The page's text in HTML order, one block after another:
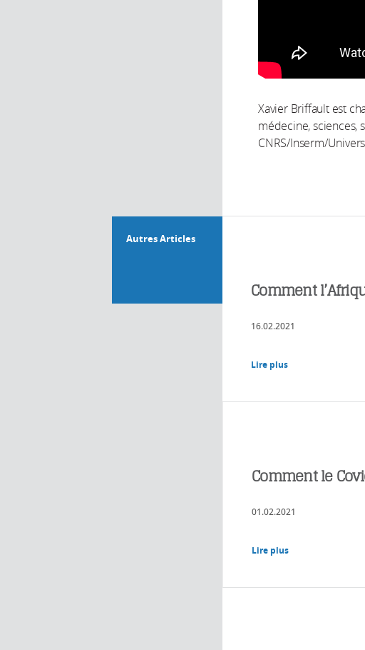
Xavier Briffault est
médecine, sciences,
CNRS/Inserm/
Autres Articles
Comment
16.02.2021
Lire plus
Comment le
01.02.2021
Lire plus